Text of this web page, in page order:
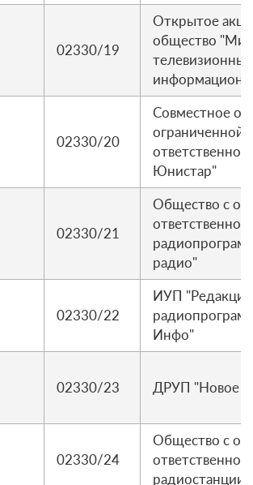
02330/19
Открытое
общество
телевизионные
02330/20
Совместное
ограниченной
Юнистар"
02330/21
Общество с
радио"
02330/22
ИУП "Редакция
Инфо"
02330/23 ДРУП "Новое
02330/24
Общество с
радиостанции